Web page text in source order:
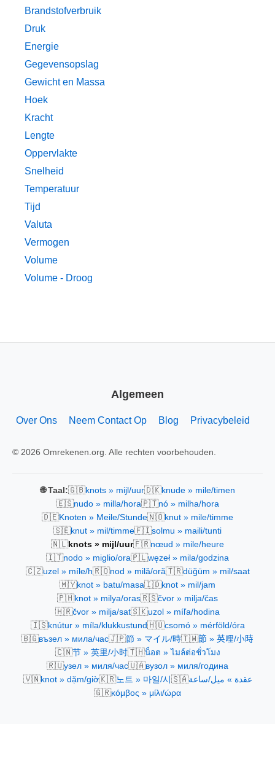
Brandstofverbruik
Druk
Energie
Gegevensopslag
Gewicht en Massa
Hoek
Kracht
Lengte
Oppervlakte
Snelheid
Temperatuur
Tijd
Valuta
Vermogen
Volume
Volume - Droog
Algemeen
Over Ons Neem Contact Op Blog Privacybeleid
© 2026 Omrekenen.org. Alle rechten voorbehouden.
🌐 Taal:🇬🇧knots » mijl/uur🇩🇰knude » mile/timen
🇪🇸nudo » milla/hora🇵🇹nó » milha/hora
🇩🇪Knoten » Meile/Stunde🇳🇴knut » mile/timme
🇸🇪knut » mil/timme🇫🇮solmu » maili/tunti
🇳🇱knots » mijl/uur🇫🇷nœud » mile/heure
🇮🇹nodo » miglio/ora🇵🇱węzeł » mila/godzina
🇨🇿uzel » míle/h🇷🇴nod » milă/oră🇹🇷düğüm » mil/saat
🇲🇾knot » batu/masa🇮🇩knot » mil/jam
🇵🇭knot » milya/oras🇷🇸čvor » milja/čas
🇭🇷čvor » milja/sat🇸🇰uzol » míľa/hodina
🇮🇸knútur » míla/klukkustund🇭🇺csomó » mérföld/óra
🇧🇬възел » мила/час🇯🇵節 » マイル/時🇹🇼節 » 英哩/小時
🇨🇳节 » 英里/小时🇹🇭น็อต » ไมล์ต่อชั่วโมง
🇷🇺узел » миля/час🇺🇦вузол » миля/година
🇻🇳knot » dặm/giờ🇰🇷노트 » 마일/시 🇸🇦عقدة » ميل/ساعة
🇬🇷κόμβος » μίλι/ώρα